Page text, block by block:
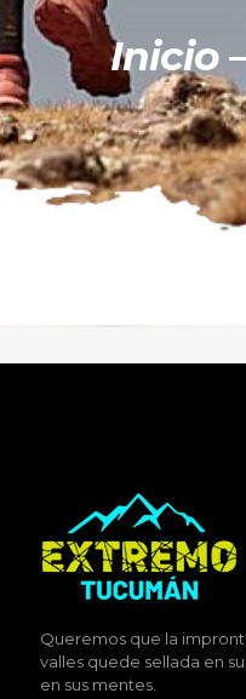
Inicio
Queremos que la
valles quede sellada en
en sus mentes.